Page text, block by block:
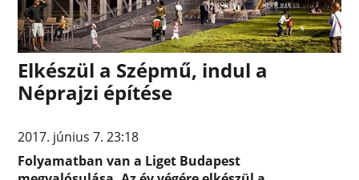
Elkészül a Szépmű, indul a
Néprajzi építése
2017. június 7. 23:18
Folyamatban van a Liget Budapest